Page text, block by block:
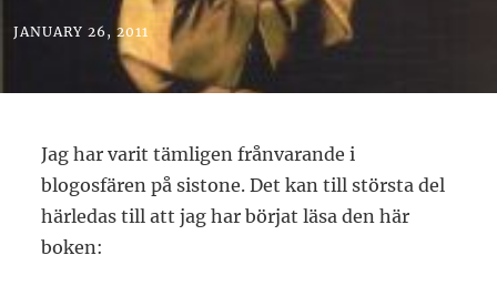
JANUARY 26, 2011
Jag har varit tämligen frånvarande i
blogosfären på sistone. Det kan till största del
härledas till att jag har börjat läsa den här
boken: